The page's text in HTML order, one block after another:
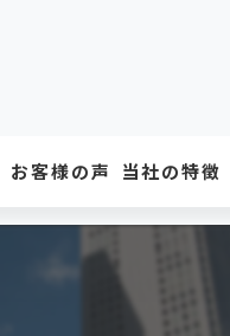
お客様の声 当社の特徴